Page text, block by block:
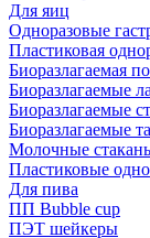
Для яиц
Одноразовые
Пластиковая
Биоразлагаемая
Биоразлагаемые
Биоразлагаемые
Биоразлагаемые
Молочные
Пластиковые
Для пива
ПП Bubble cup
ПЭТ шейкеры